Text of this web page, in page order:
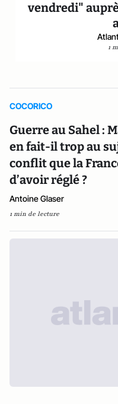
vendredi"
1
COCORICO
Guerre au Sahel :
en fait-il trop au
conflit que la
d’avoir réglé ?
Antoine Glaser
1 min de lecture